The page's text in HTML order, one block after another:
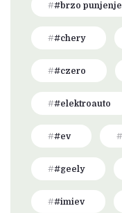
#brzo punjenje
#chery
#czero
#elektroauto
#ev
#geely
#imiev